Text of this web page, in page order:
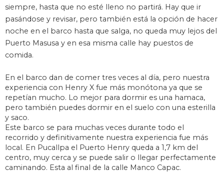
siempre, hasta que no esté lleno no partirá. Hay que ir
pasándose y revisar, pero también está la opción de hacer
noche en el barco hasta que salga, no queda muy lejos del
Puerto Masusa y en esa misma calle hay puestos de
comida.
En el barco dan de comer tres veces al día, pero nuestra
experiencia con Henry X fue más monótona ya que se
repetían mucho. Lo mejor para dormir es una hamaca,
pero también puedes dormir en el suelo con una esterilla
y saco.
Este barco se para muchas veces durante todo el
recorrido y definitivamente nuestra experiencia fue más
local. En Pucallpa el Puerto Henry queda a 1,7 km del
centro, muy cerca y se puede salir o llegar perfectamente
caminando. Esta al final de la calle Manco Capac.